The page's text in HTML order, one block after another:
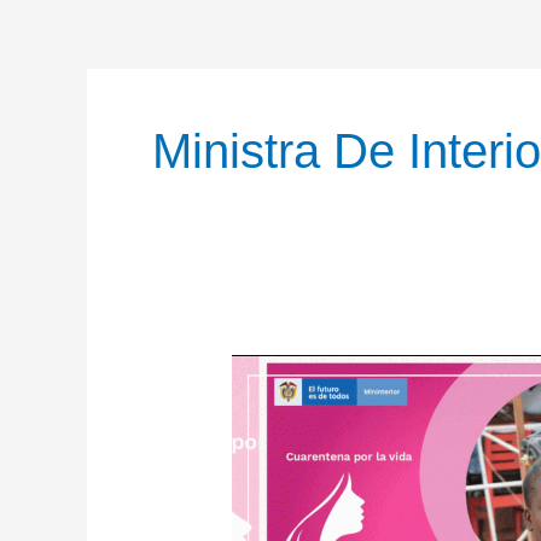
Ministra De
Ministra
Interior
lidera
campaña